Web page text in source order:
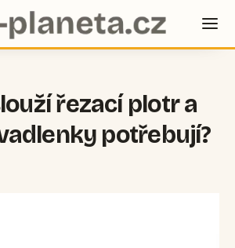
řezací plotr a
potřebují?